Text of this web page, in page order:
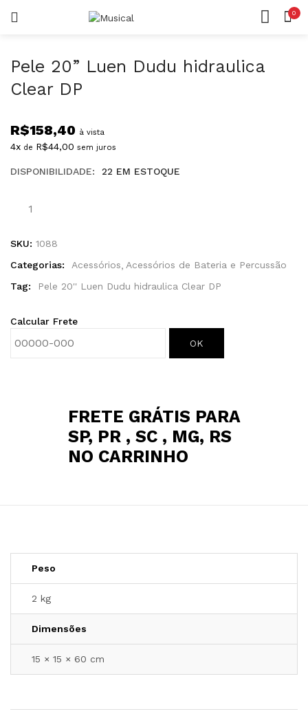
0
CONTA
Lembrar-me
Pele 20” Luen Dudu hidraulica
Clear DP
R$158,40 à vista
4x de R$44,00 sem juros
DISPONIBILIDADE: 22 EM ESTOQUE
SKU: 1088
Categorias:
Acessórios Acessórios de Bateria e Percussão
Tag:
Pele 20'' Luen Dudu hidraulica Clear DP
Calcular Frete
OK
FRETE GRÁTIS PARA
SP, PR , SC , MG, RS
NO CARRINHO
Peso
2 kg
Dimensões
15 × 15 × 60 cm